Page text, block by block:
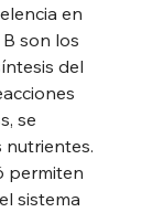
en
son los
del
se
nutrientes.
permiten
sistema